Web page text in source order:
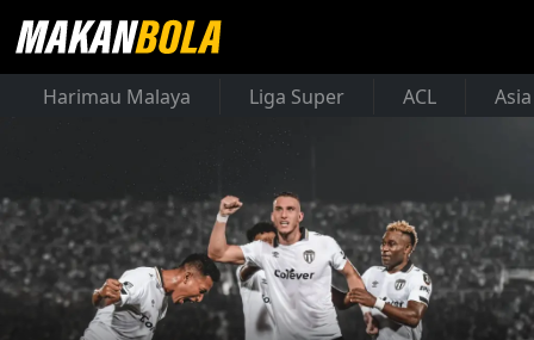
Harimau Malaya Liga Super ACL